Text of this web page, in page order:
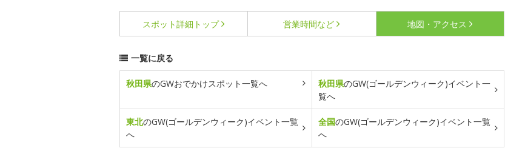
スポット詳細 トップ 営業時間など 地図・アクセス
一覧に戻る
秋田県のGWおでかけスポット一覧へ 秋田県のGW(ゴールデンウィーク)イベント一
覧へ
東北のGW(ゴールデンウィーク)イベント一覧
へ
全国のGW(ゴールデンウィーク)イベント一覧
へ